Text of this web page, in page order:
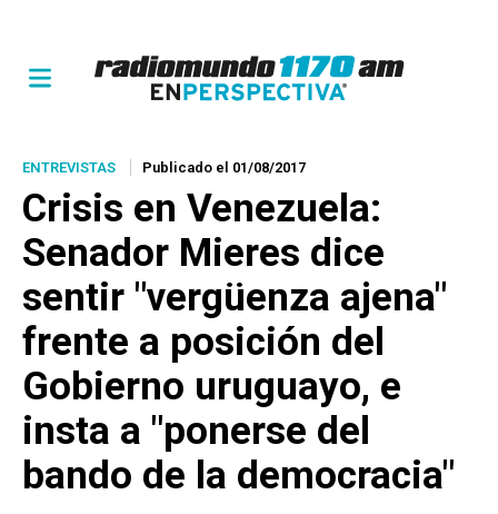
ENTREVISTAS Publicado el 01/08/2017
Crisis en Venezuela:
Senador Mieres dice
sentir "vergüenza ajena"
frente a posición del
Gobierno uruguayo, e
insta a "ponerse del
bando de la democracia"